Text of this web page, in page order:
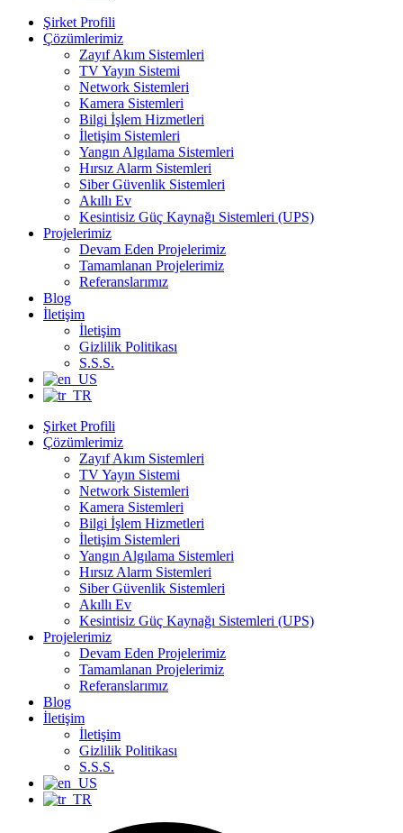
Şirket Profili
Çözümlerimiz
Zayıf Akım Sistemleri
TV Yayın Sistemi
Network Sistemleri
Kamera Sistemleri
Bilgi İşlem Hizmetleri
İletişim Sistemleri
Yangın Algılama Sistemleri
Hırsız Alarm Sistemleri
Siber Güvenlik Sistemleri
Akıllı Ev
Kesintisiz Güç Kaynağı Sistemleri (UPS)
Projelerimiz
Devam Eden Projelerimiz
Tamamlanan Projelerimiz
Referanslarımız
Blog
İletişim
İletişim
Gizlilik Politikası
S.S.S.
Şirket Profili
Çözümlerimiz
Zayıf Akım Sistemleri
TV Yayın Sistemi
Network Sistemleri
Kamera Sistemleri
Bilgi İşlem Hizmetleri
İletişim Sistemleri
Yangın Algılama Sistemleri
Hırsız Alarm Sistemleri
Siber Güvenlik Sistemleri
Akıllı Ev
Kesintisiz Güç Kaynağı Sistemleri (UPS)
Projelerimiz
Devam Eden Projelerimiz
Tamamlanan Projelerimiz
Referanslarımız
Blog
İletişim
İletişim
Gizlilik Politikası
S.S.S.